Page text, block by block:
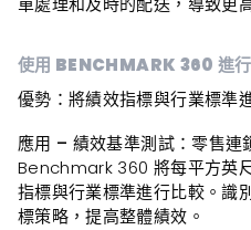
使用 BENCHMARK 360 進行
優勢 ：將績效指標與行業標準
應用 – 績效基準測試：零售連
Benchmark 360 將每平方英
指標與行業標準進行比較。識
標策略，提高整體績效。